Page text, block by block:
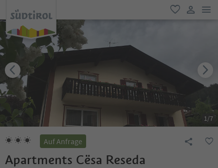
favorit
user link
1/7
Auf Anfrage
Apartments Cësa Reseda